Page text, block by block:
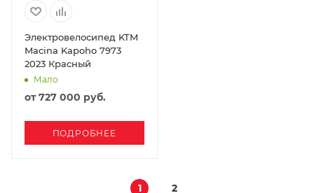
Электровелосипед KTM
Macina Kapoho 7973
2023 Красный
Мало
от727 000 руб.
ПОДРОБНЕЕ
1 2